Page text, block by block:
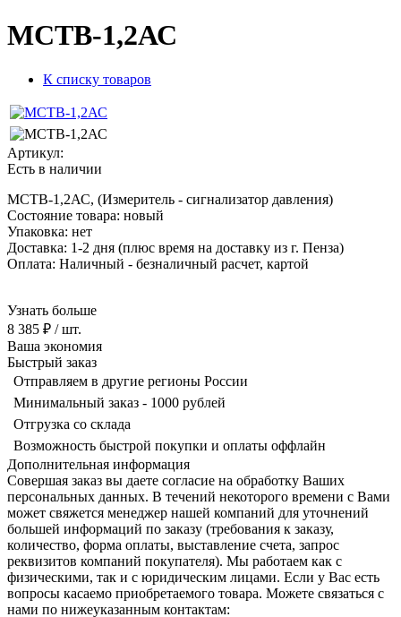
МСТВ-1,2АС
К списку товаров
Артикул:
Есть в наличии
МСТВ-1,2АС, (Измеритель - сигнализатор давления)
Состояние товара: новый
Упаковка: нет
Доставка: 1-2 дня (плюс время на доставку из г. Пенза)
Оплата: Наличный - безналичный расчет, картой
Узнать больше
8 385 ₽ / шт.
Ваша экономия
Быстрый заказ
Отправляем в другие регионы России
Минимальный заказ - 1000 рублей
Отгрузка со склада
Возможность быстрой покупки и оплаты оффлайн
Дополнительная информация
Совершая заказ вы даете согласие на обработку Ваших
персональных данных. В течений некоторого времени с Вами
может свяжется менеджер нашей компаний для уточнений
большей информаций по заказу (требования к заказу,
количество, форма оплаты, выставление счета, запрос
реквизитов компаний покупателя). Мы работаем как с
физическими, так и с юридическим лицами. Если у Вас есть
вопросы касаемо приобретаемого товара. Можете связаться с
нами по нижеуказанным контактам: